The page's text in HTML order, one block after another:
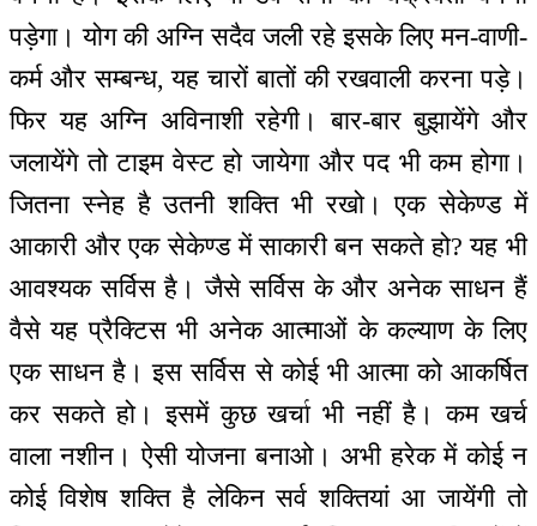
पड़ेगा। योग की अग्नि सदैव जली रहे इसके लिए मन-वाणी-
कर्म और सम्बन्ध, यह चारों बातों की रखवाली करना पड़े।
फिर यह अग्नि अविनाशी रहेगी। बार-बार बुझायेंगे और
जलायेंगे तो टाइम वेस्ट हो जायेगा और पद भी कम होगा।
जितना स्नेह है उतनी शक्ति भी रखो। एक सेकेण्ड में
आकारी और एक सेकेण्ड में साकारी बन सकते हो? यह भी
आवश्यक सर्विस है। जैसे सर्विस के और अनेक साधन हैं
वैसे यह प्रैक्टिस भी अनेक आत्माओं के कल्याण के लिए
एक साधन है। इस सर्विस से कोई भी आत्मा को आकर्षित
कर सकते हो। इसमें कुछ खर्चा भी नहीं है। कम खर्च
वाला नशीन। ऐसी योजना बनाओ। अभी हरेक में कोई न
कोई विशेष शक्ति है लेकिन सर्व शक्तियां आ जायेंगी तो